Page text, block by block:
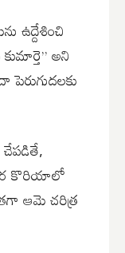
ఉద్దేశించి
అని
కొరియాలో
ఆమె చరిత్ర